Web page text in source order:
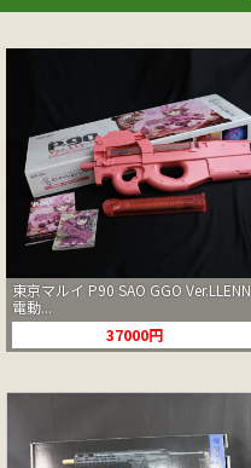
東京マルイ P90 SAO GGO Ver.LLENN
電動...
37000円